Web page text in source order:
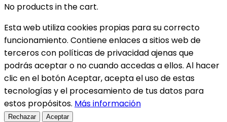
No products in the cart.
Esta web utiliza cookies propias para su correcto
funcionamiento. Contiene enlaces a sitios web de
terceros con políticas de privacidad ajenas que
podrás aceptar o no cuando accedas a ellos. Al hacer
clic en el botón Aceptar, acepta el uso de estas
tecnologías y el procesamiento de tus datos para
estos propósitos. Más información
Rechazar Aceptar